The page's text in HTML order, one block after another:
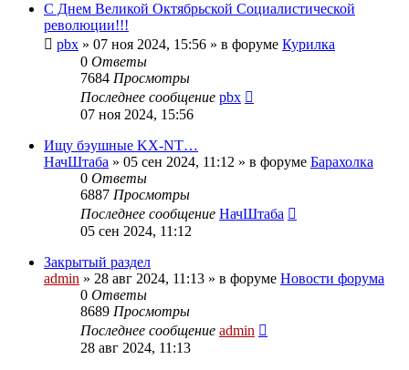
С Днем Великой Октябрьской Социалистической
революции!!!
pbx » 07 ноя 2024, 15:56 » в форуме Курилка
0 Ответы
7684 Просмотры
Последнее сообщение pbx
07 ноя 2024, 15:56
Ищу бэушные KX-NT…
НачШтаба » 05 сен 2024, 11:12 » в форуме Барахолка
0 Ответы
6887 Просмотры
Последнее сообщение НачШтаба
05 сен 2024, 11:12
Закрытый раздел
admin » 28 авг 2024, 11:13 » в форуме Новости форума
0 Ответы
8689 Просмотры
Последнее сообщение admin
28 авг 2024, 11:13